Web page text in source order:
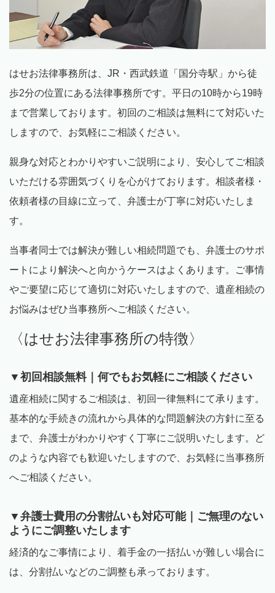
はせお法律事務所は、 JR ・西武鉄道「国分寺駅」から徒
歩2分の位置にある法律事務所です。平日の10時から19時
まで営業しております。初回のご相談は無料にて対応いた
しますので、お気軽にご相談ください。
親身な対応とわかりやすいご説明により、安心してご相談
いただける雰囲気づくりを心がけております。相談者様・
依頼者様の目線に立って、弁護士が丁寧に対応いたしま
す。
当事者同士では解決が難しい相続問題でも、弁護士のサポ
ートにより解決へと向かうケースはよくあります。ご事情
やご要望に応じて適切に対応いたしますので、遺産相続の
お悩みはぜひ当事務所へご相談ください。
〈はせお法律事務所の特徴〉
▼初回相談無料｜何でもお気軽にご相談ください
遺産相続に関するご相談は、初回一律無料にて承ります。
基本的な手続きの流れから具体的な問題解決の方針に至る
まで、弁護士がわかりやすく丁寧にご説明いたします。ど
のような内容でも歓迎いたしますので、お気軽に当事務所
へご相談ください。
▼弁護士費用の分割払いも対応可能｜ご無理のない
ようにご調整いたします
経済的なご事情により、着手金の一括払いが難しい場合に
は、分割払いなどのご調整も承っております。